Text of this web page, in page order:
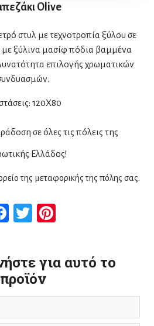
Olive
στυλ με τεχνοτροπία ξύλου σε
ξύλινα μασίφ πόδια βαμμένα
επιλογής χρωματικών
120X80
σε όλες τις πόλεις της
Ελλάδος!
της μεταφορικής της πόλης σας.
Facebook
Twitter
για αυτό το
προϊόν